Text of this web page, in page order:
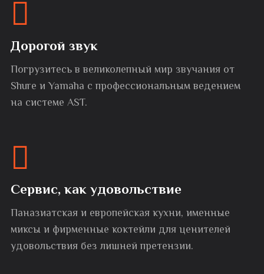
Дорогой звук
Погрузитесь в великолепный мир звучания от
Shure и Yamaha с профессиональным ведением
на системе AST.
Сервис, как удовольствие
Паназиатская и европейская кухни, именные
миксы и фирменные коктейли для ценителей
удовольствия без лишней претензии.